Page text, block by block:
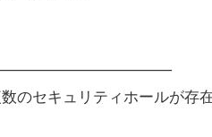
のセキュリティホールが存